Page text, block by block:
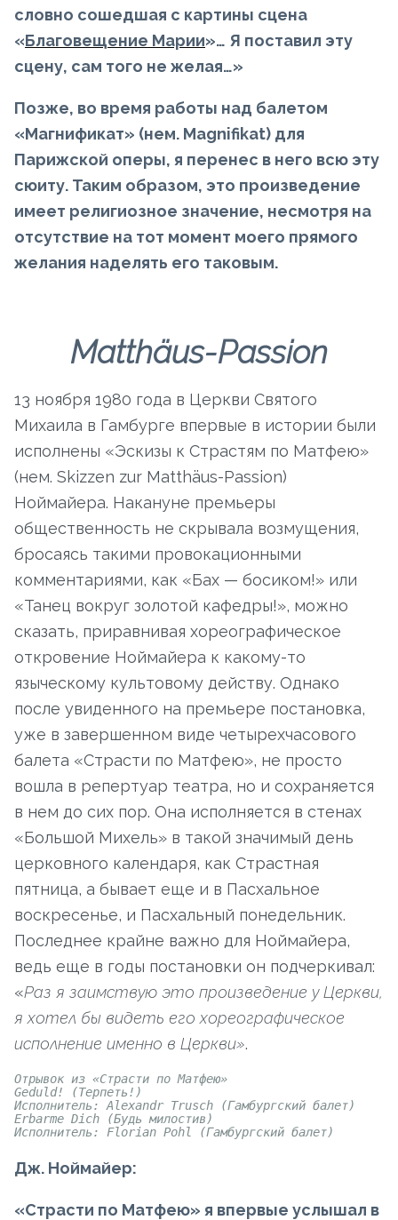
словно сошедшая с картины сцена
«Благовещение Марии»… Я поставил эту
сцену, сам того не желая…»
Позже, во время работы над балетом
«Магнификат» (нем. Magnifikat) для
Парижской оперы, я перенес в него всю эту
сюиту. Таким образом, это произведение
имеет религиозное значение, несмотря на
отсутствие на тот момент моего прямого
желания наделять его таковым.
Matthäus-Passion
13 ноября 1980 года в Церкви Святого
Михаила в Гамбурге впервые в истории были
исполнены «Эскизы к Cтрастям по Матфею»
(нем. Skizzen zur Matthäus-Passion)
Ноймайера. Накануне премьеры
общественность не скрывала возмущения,
бросаясь такими провокационными
комментариями, как «Бах — босиком!» или
«Танец вокруг золотой кафедры!», можно
сказать, приравнивая хореографическое
откровение Ноймайера к какому-то
языческому культовому действу. Однако
после увиденного на премьере постановка,
уже в завершенном виде четырехчасового
балета «Страсти по Матфею», не просто
вошла в репертуар театра, но и сохраняется
в нем до сих пор. Она исполняется в стенах
«Большой Михель» в такой значимый день
церковного календаря, как Страстная
пятница, а бывает еще и в Пасхальное
воскресенье, и Пасхальный понедельник.
Последнее крайне важно для Ноймайера,
ведь еще в годы постановки он подчеркивал:
«Раз я заимствую это произведение у Церкви,
я хотел бы видеть его хореографическое
исполнение именно в Церкви».
Отрывок из «Страсти по Матфею»
Geduld! (Терпеть!)
Исполнитель: Alexandr Trusch (Гамбургский балет)
Erbarme Dich (Будь милостив)
Исполнитель: Florian Pohl (Гамбургский балет)
Дж. Ноймайер:
«Страсти по Матфею» я впервые услышал в